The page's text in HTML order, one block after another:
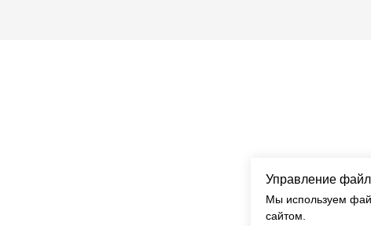
Управление
Мы используем
сайтом.